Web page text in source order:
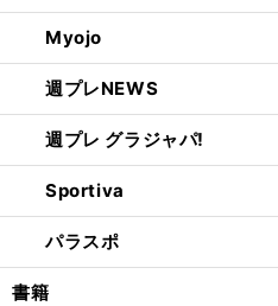
Myojo
週プレNEWS
週プレ グラジャパ!
Sportiva
パラスポ
書籍